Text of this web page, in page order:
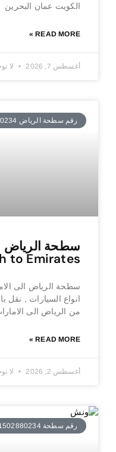
الكويت عمان البحرين
READ MORE »
أغسطس 7, 2026 لا
رقم سطحة الرياض 00971502880234
سطحة الرياض
to Emirates
سطحة الرياض الى
انواع السيارات , نقل
من الرياض الى
READ MORE »
أغسطس 2, 2026 لا
رقم سطحة 00971502880234